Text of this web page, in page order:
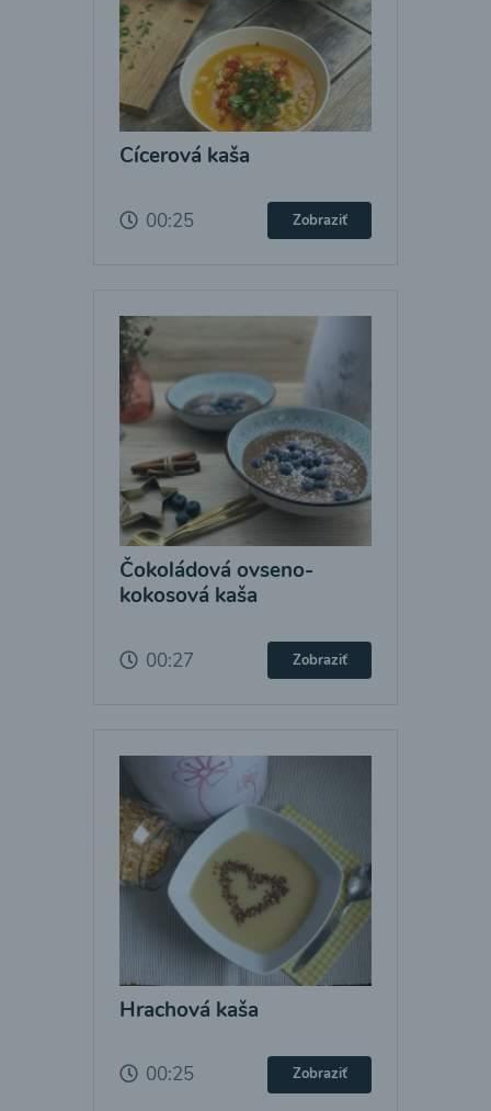
Cícerová kaša
00:25 Zobraziť
Čokoládová ovseno-
kokosová kaša
00:27 Zobraziť
Hrachová kaša
00:25 Zobraziť